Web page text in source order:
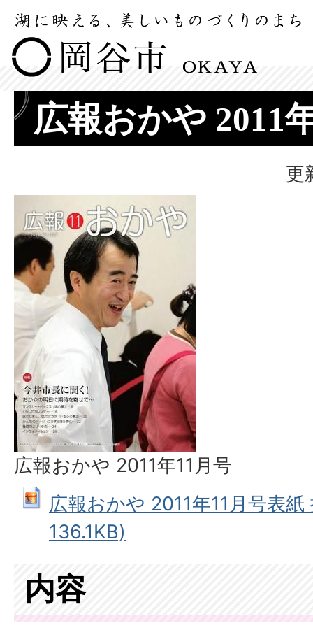
広報おかや 2011
更
広報おかや 2011年11月号
広報おかや 2011年11月号表紙
136.1KB)
内容